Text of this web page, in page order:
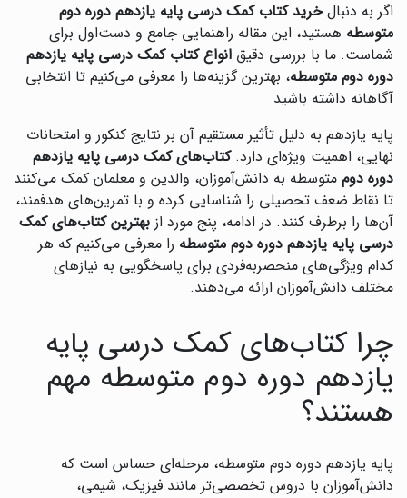
اگر به دنبالخرید کتاب کمک درسی پایه یازدهم دوره دوم
متوسطه هستید، این مقاله راهنمایی جامع و دست‌اول برای
شماست. ما با بررسی دقیق انواع کتاب کمک درسی پایه یازدهم
دوره دوم متوسطه، بهترین گزینه‌ها را معرفی می‌کنیم تا انتخابی
آگاهانه داشته باشید
پایه یازدهم به دلیل تأثیر مستقیم آن بر نتایج کنکور و امتحانات
نهایی، اهمیت ویژه‌ای دارد.کتاب‌های کمک درسی پایه یازدهم
دوره دوم متوسطه به دانش‌آموزان، والدین و معلمان کمک می‌کنند
تا نقاط ضعف تحصیلی را شناسایی کرده و با تمرین‌های هدفمند،
آن‌ها را برطرف کنند. در ادامه، پنج مورد از بهترین کتاب‌های کمک
درسی پایه یازدهم دوره دوم متوسطه را معرفی می‌کنیم که هر
کدام ویژگی‌های منحصربه‌فردی برای پاسخگویی به نیازهای
مختلف دانش‌آموزان ارائه می‌دهند.
چرا کتاب‌های کمک درسی پایه
یازدهم دوره دوم متوسطه مهم
هستند؟
پایه یازدهم دوره دوم متوسطه، مرحله‌ای حساس است که
دانش‌آموزان با دروس تخصصی‌تر مانند فیزیک، شیمی،